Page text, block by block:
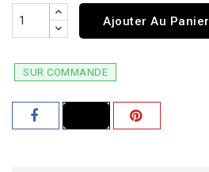
Ajouter Au Panier
SUR COMMANDE